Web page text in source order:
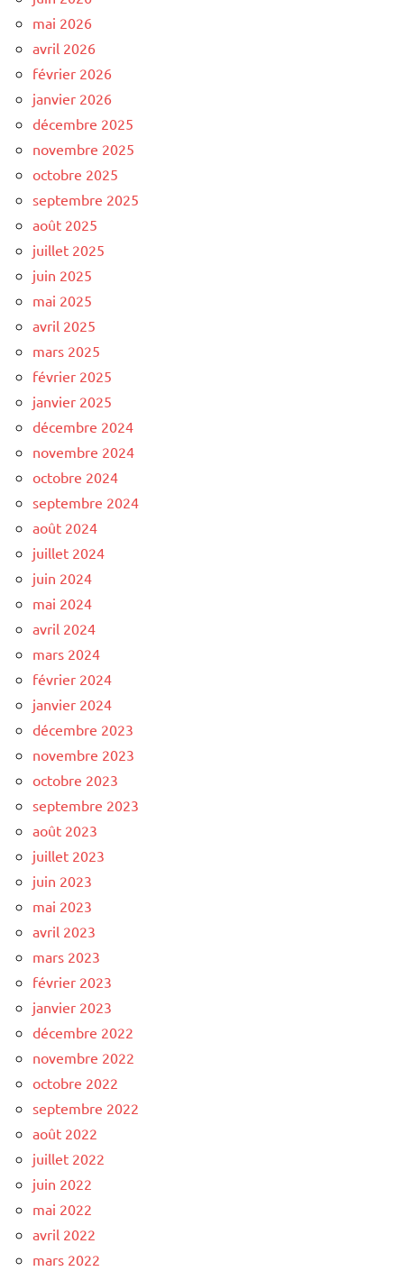
mai 2026
avril 2026
février 2026
janvier 2026
décembre 2025
novembre 2025
octobre 2025
septembre 2025
août 2025
juillet 2025
juin 2025
mai 2025
avril 2025
mars 2025
février 2025
janvier 2025
décembre 2024
novembre 2024
octobre 2024
septembre 2024
août 2024
juillet 2024
juin 2024
mai 2024
avril 2024
mars 2024
février 2024
janvier 2024
décembre 2023
novembre 2023
octobre 2023
septembre 2023
août 2023
juillet 2023
juin 2023
mai 2023
avril 2023
mars 2023
février 2023
janvier 2023
décembre 2022
novembre 2022
octobre 2022
septembre 2022
août 2022
juillet 2022
juin 2022
mai 2022
avril 2022
mars 2022